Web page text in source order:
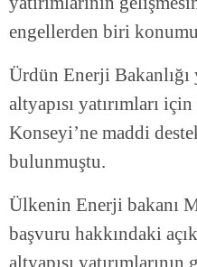
engellerden biri
Ürdün Enerji Bakanlığı
altyapısı yatırımları
Konseyi’ne maddi
bulunmuştu.
Ülkenin Enerji bakanı
başvuru hakkındaki
altyapısı